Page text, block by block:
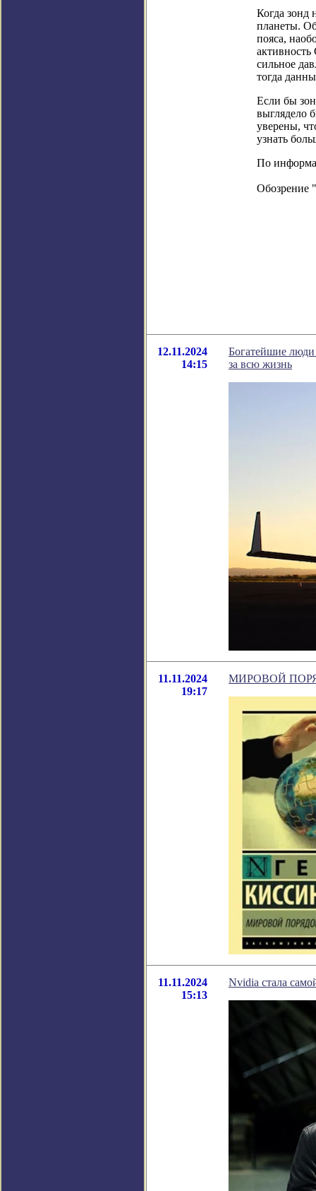
Когда зонд
планеты.
пояса,
сильное
тогда
Если бы
выглядело
уверены,
узнать
По
Обозрение "
12.11.2024
14:15
Богатейшие люди
за всю жизнь
11.11.2024
19:17
МИРОВОЙ
11.11.2024
15:13
Nvidia стала